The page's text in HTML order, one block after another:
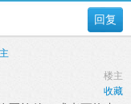
回复
楼主
收藏